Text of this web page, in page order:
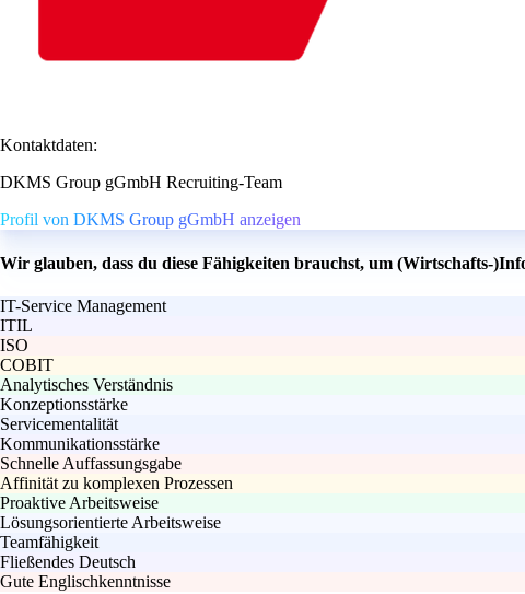
Kontaktdaten:
DKMS Group gGmbH Recruiting-Team
Profil von DKMS Group gGmbH anzeigen
Wir glauben, dass du diese Fähigkeiten brauchst, um (Wirtschafts-
IT-Service Management
ITIL
ISO
COBIT
Analytisches Verständnis
Konzeptionsstärke
Servicementalität
Kommunikationsstärke
Schnelle Auffassungsgabe
Affinität zu komplexen Prozessen
Proaktive Arbeitsweise
Lösungsorientierte Arbeitsweise
Teamfähigkeit
Fließendes Deutsch
Gute Englischkenntnisse